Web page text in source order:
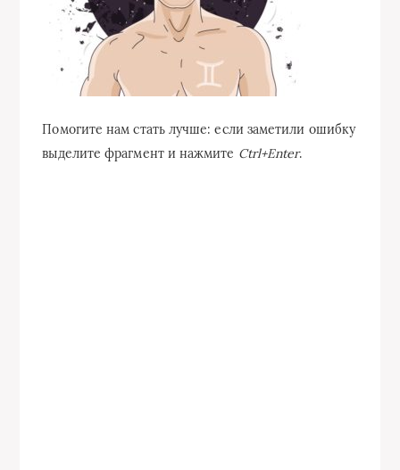
Помогите нам стать лучше: если заметили ошибку
выделите фрагмент и нажмите Ctrl+Enter.